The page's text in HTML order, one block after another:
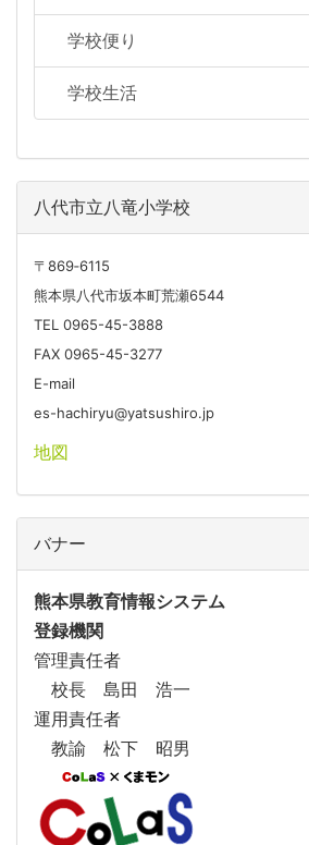
学校便り
学校生活
八代市立八竜小学校
〒869‐6115
熊本県八代市坂本町荒瀬6544
TEL 0965-45-3888
FAX 0965-45-3277
E-mail
es-hachiryu@yatsushiro.jp
地図
バナー
熊本県教育情報システム
登録機関
管理責任者
校長 島田 浩一
運用責任者
教諭 松下 昭男